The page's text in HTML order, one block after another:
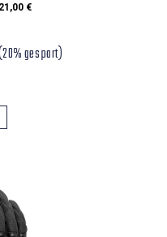
21,00 €
gespart)